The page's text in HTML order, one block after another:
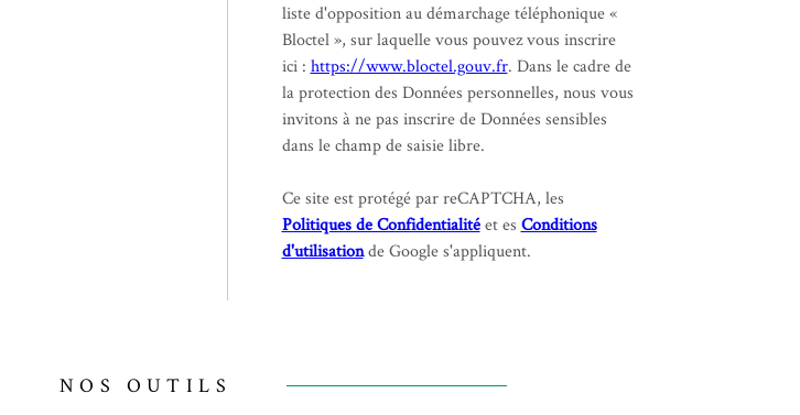
liste d'opposition au démarchage téléphonique «
Bloctel », sur laquelle vous pouvez vous inscrire
ici : https://www.bloctel.gouv.fr. Dans le cadre de
la protection des Données personnelles, nous vous
invitons à ne pas inscrire de Données sensibles
dans le champ de saisie libre.
Ce site est protégé par reCAPTCHA, les
Politiques de Confidentialitéet es Conditions
d'utilisationde Google s'appliquent.
NOS OUTILS